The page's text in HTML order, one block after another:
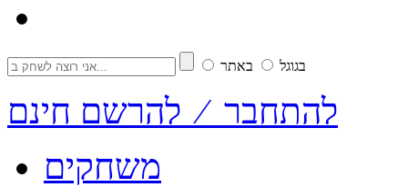
בגוגל באתר
להתחבר ⁄ להרשם חינם
משחקים